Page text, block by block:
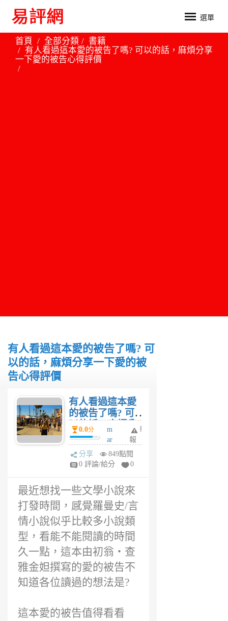
選單
首頁 全部分類
書籍
有人看過這本愛的被告了嗎? 可以的話，麻煩分享
一下愛的被告心得評價
有人看過這本愛的被告了嗎? 可
以的話，麻煩分享一下愛的被
告心得評價
有人看過這本愛
的被告了嗎? 可
以的話，麻煩分
享一下愛的被告
心得評價
0.0分
m
ar
s
6
舉
報
分享
849點閱
0 評論/給分
0
最近想找一些文學小說來
打發時間，感覺羅曼史/言
情小說似乎比較多小說類
型，看能不能閱讀的時間
久一點，這本由初翁‧查
雅金妲撰寫的愛的被告不
知道各位讀過的想法是?
這本愛的被告值得看看